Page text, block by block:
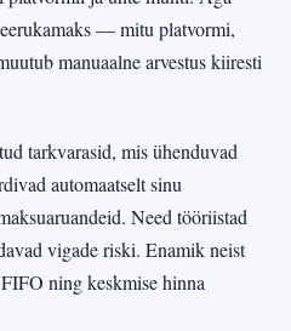
— mitu platvormi,
manuaalne arvestus kiiresti
tarkvarasid, mis ühenduvad
automaatselt sinu
Need tööriistad
vigade riski. Enamik neist
ning keskmise hinna